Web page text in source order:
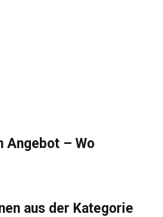
Angebot – Wo
aus der Kategorie